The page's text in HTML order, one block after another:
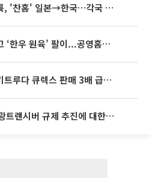
태풍 '돌핀' 중국 상륙, '찬홈' 일본→한국…각국 기상청 예상 경로는?
원육’ 팔이...공영홈쇼핑 표기·검증 구멍
대신證 “알테오젠, 키트루다 큐렉스 판매 3배 급증…목표가 41만원 상향”
[특징주] 美 중국산 광트랜시버 규제 추진에 대한광통신 등 광통신株 강세